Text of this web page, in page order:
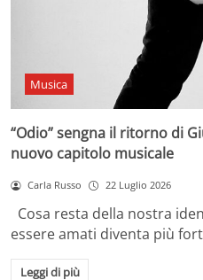
Musica
“Odio” sengna il ritorno di
nuovo capitolo musicale
Carla Russo 22 Luglio 2026
Cosa resta della nostra
essere amati diventa più
Leggi di più